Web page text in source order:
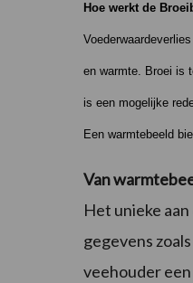
Hoe werkt de
en warmte. Broei is
is een mogelijke
Een warmtebeeld
Van
Het unieke
gegevens
veehouder